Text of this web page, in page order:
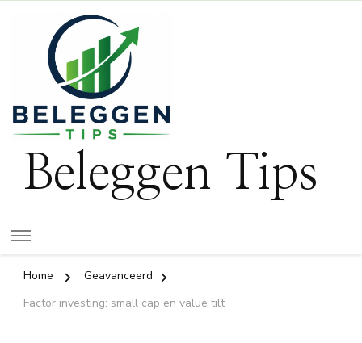
Beleggen Tips
Home
Geavanceerd
Factor investing: small cap en value tilt